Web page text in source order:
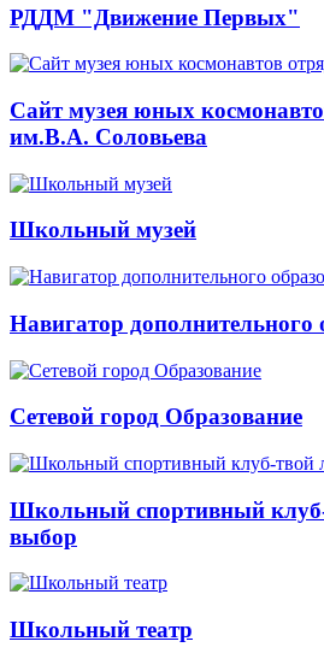
РДДМ "Движение Первых"
Сайт музея юных
им.В.А. Соловьева
Школьный музей
Навигатор дополнительного
Сетевой город Образование
Школьный спортивный
выбор
Школьный театр